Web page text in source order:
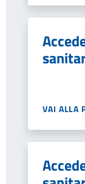
VAI ALLA